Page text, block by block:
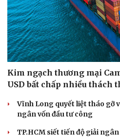
Kim ngạch thương mại
USD bất chấp nhiều thách
Vĩnh Long quyết liệt tháo gỡ
ngân vốn đầu tư công
TP.HCM siết tiến độ giải